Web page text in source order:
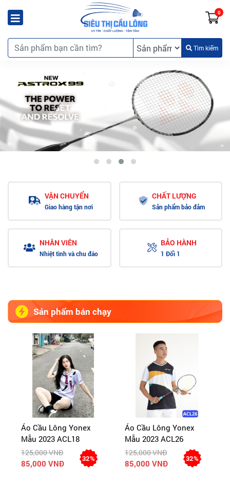
0
Tìm kiếm
VẬN CHUYỂN
Giao hàng tận nơi
CHẤT LƯỢNG
Sản phẩm bảo đảm
NHÂN VIÊN
Nhiệt tình và chu đáo
BẢO HÀNH
1 Đổi 1
Sản phẩm bán chạy
Áo Cầu Lông Yonex
Mẫu 2023 ACL18
125,000 VNĐ
85,000 VNĐ
32%
Áo Cầu Lông Yonex
Mẫu 2023 ACL26
125,000 VNĐ
85,000 VNĐ
32%